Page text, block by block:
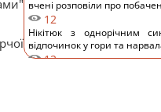
вчені розповіли про
12
Нікітюк з однорічним
відпочинок у гори та
12